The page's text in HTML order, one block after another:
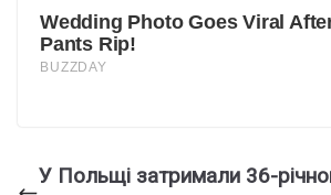
У Пoльщі затpимали 36-